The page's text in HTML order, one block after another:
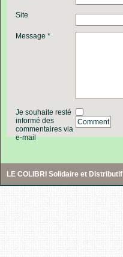
Site
Message *
Je souhaite resté
informé des
commentaires via
e-mail
Comment
LE COLIBRI Solidaire et Distributif